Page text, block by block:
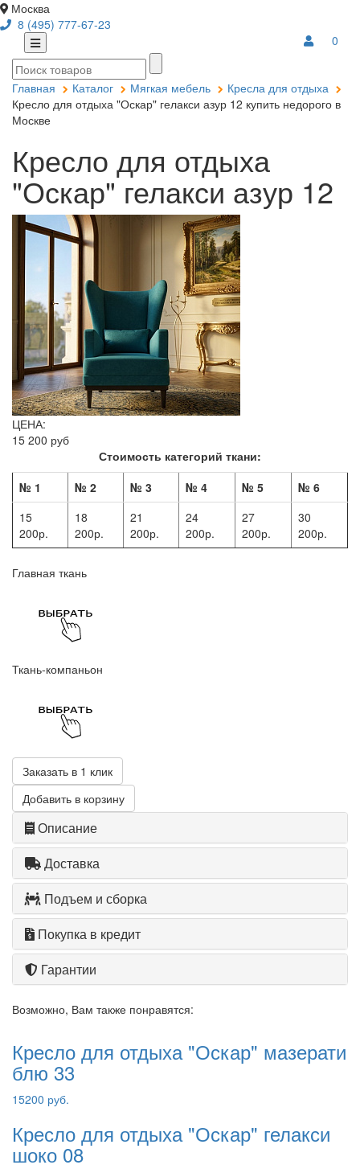
Москва
8 (495) 777-67-23
0
Главная Каталог Мягкая мебель
Кресла для отдыха
Кресло для отдыха "Оскар" гелакси азур 12 купить недорого в
Москве
Кресло для отдыха
"Оскар" гелакси азур 12
ЦЕНА:
15 200 руб
Стоимость категорий ткани:
№ 1
№ 2 № 3 № 4 № 5
№ 6
15
200р.
18
200р.
21
200р.
24
200р.
27
200р.
30
200р.
Главная ткань
Ткань-компаньон
Заказать в 1 клик
Добавить в корзину
Описание
Доставка
Подъем и сборка
Покупка в кредит
Гарантии
Возможно, Вам также понравятся:
Кресло для отдыха "Оскар" мазерати
блю 33
15200 руб.
Кресло для отдыха "Оскар" гелакси
шоко 08